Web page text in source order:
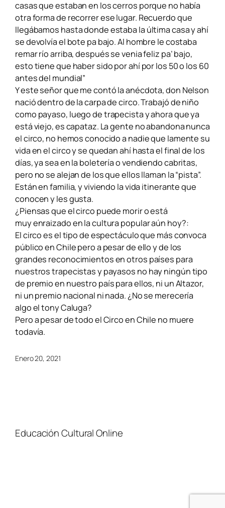
casas que estaban en los cerros porque no había
otra forma de recorrer ese lugar. Recuerdo que
llegábamos hasta donde estaba la última casa y ahí
se devolvía el bote pa bajo. Al hombre le costaba
remar río arriba, después se venia feliz pa’ bajo,
esto tiene que haber sido por ahí por los 50 o los 60
antes del mundial”
Y este señor que me contó la anécdota, don Nelson
nació dentro de la carpa de circo. Trabajó de niño
como payaso, luego de trapecista y ahora que ya
está viejo, es capataz. La gente no abandona nunca
el circo, no hemos conocido a nadie que lamente su
vida en el circo y se quedan ahí hasta el final de los
días, ya sea en la boletería o vendiendo cabritas,
pero no se alejan de los que ellos llaman la “pista”.
Están en familia, y viviendo la vida itinerante que
conocen y les gusta.
¿Piensas que el circo puede morir o está
muy enraizado en la cultura popular aún hoy?:
El circo es el tipo de espectáculo que más convoca
público en Chile pero a pesar de ello y de los
grandes reconocimientos en otros países para
nuestros trapecistas y payasos no hay ningún tipo
de premio en nuestro país para ellos, ni un Altazor,
ni un premio nacional ni nada. ¿No se merecería
algo el tony Caluga?
Pero a pesar de todo el Circo en Chile no muere
todavía.
Enero 20, 2021
Educación Cultural Online